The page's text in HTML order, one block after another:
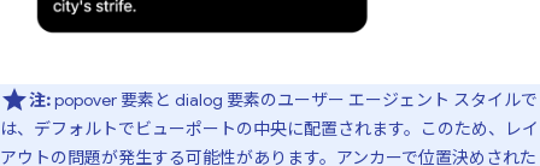
注:popover 要素と dialog 要素のユーザー エージェント スタイルで
は、デフォルトでビューポートの中央に配置されます。このため、レイ
アウトの問題が発生する可能性があります。アンカーで位置決めされた